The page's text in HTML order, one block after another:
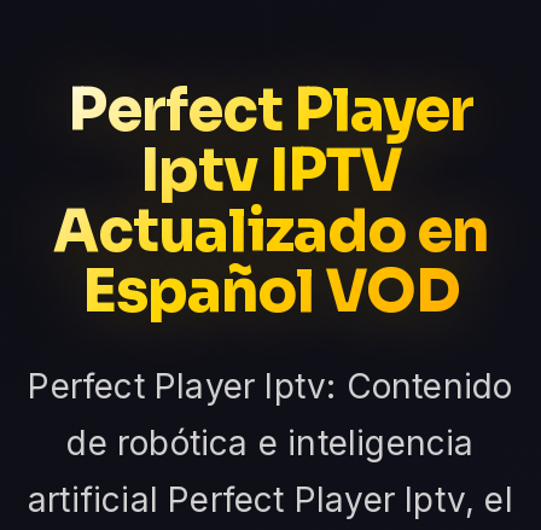
Perfect Player
Iptv IPTV
Actualizado en
Español VOD
Perfect Player Iptv: Contenido
de robótica e inteligencia
artificial Perfect Player Iptv, el